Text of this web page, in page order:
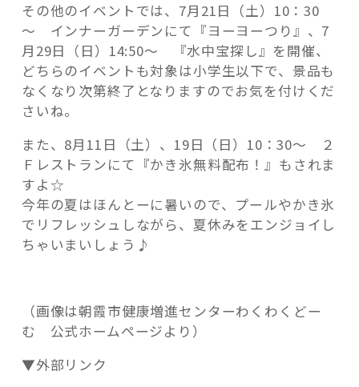
その他のイベントでは、7月21日（土）10：30
～ インナーガーデンにて『ヨーヨーつり』、7
月29日（日）14:50～ 『水中宝探し』を開催、
どちらのイベントも対象は小学生以下で、景品も
なくなり次第終了となりますのでお気を付けくだ
さいね。
また、8月11日（土）、19日（日）10：30～ ２
Ｆレストランにて『かき氷無料配布！』もされま
すよ☆
今年の夏はほんとーに暑いので、プールやかき氷
でリフレッシュしながら、夏休みをエンジョイし
ちゃいまいしょう♪
（画像は朝霞市健康増進センターわくわくどー
む 公式ホームページより）
▼外部リンク